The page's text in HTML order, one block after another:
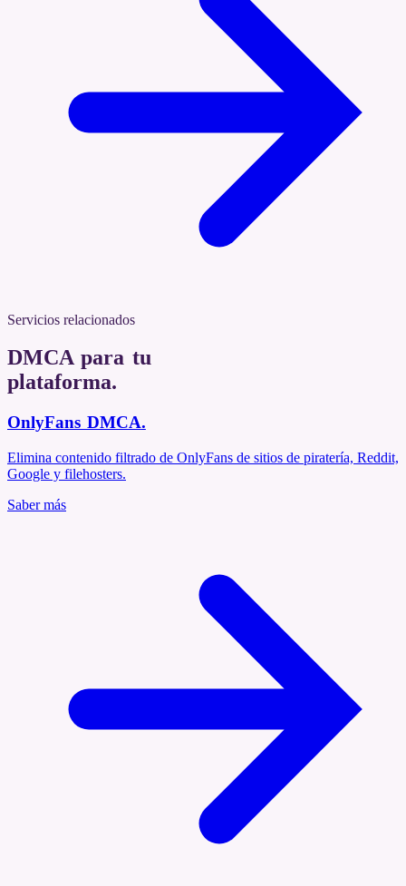
Servicios relacionados
DMCA para tu
plataforma.
OnlyFans DMCA.
Elimina contenido filtrado de OnlyFans de sitios de piratería, Reddit,
Google y filehosters.
Saber más